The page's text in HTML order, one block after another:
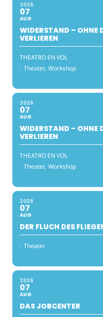
2026
07
AUG
WIDERSTAND – OHNE
VERLIEREN
THEATRO EN VOL
: Theater, Workshop
2026
07
AUG
WIDERSTAND – OHNE
VERLIEREN
THEATRO EN VOL
: Theater, Workshop
2026
07
AUG
DER FLUCH DES
: Theater
2026
07
AUG
DAS JOBCENTER